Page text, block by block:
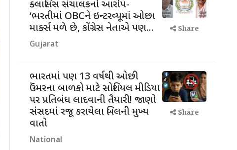
ક્લાસિસ સંચાલકનો આરોપ-
‘ભરતીમાં OBCને ઇન્ટરવ્યૂમાં ઓછા
માર્ક્સ મળે છે, કોંગ્રેસ નેતાએ પણ...
Gujarat
Share
ભારતમાં પણ 13 વર્ષથી ઓછી
ઉંમરના બાળકો માટે સોશિયલ મીડિયા
પર પ્રતિબંધ લાદવાની તૈયારી! જાણો
સંસદમાં રજૂ કરાયેલા બિલની મુખ્ય
વાતો
National
Share